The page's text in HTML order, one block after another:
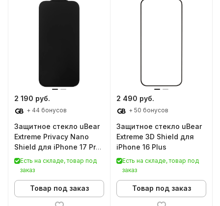
2 190 руб.
+ 44 бонусов
Защитное стекло uBear
Extreme Privacy Nano
Shield для iPhone 17 Pro
MaxЕсть на складе, товар под
заказ
Товар под заказ
2 490 руб.
+ 50 бонусов
Защитное стекло uBear
Extreme 3D Shield для
iPhone 16 Plus
Есть на складе, товар под
заказ
Товар под заказ